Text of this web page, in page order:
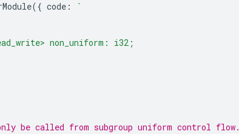
({ code :
`
non_uniform: i32;
be called from subgroup uniform control flow.